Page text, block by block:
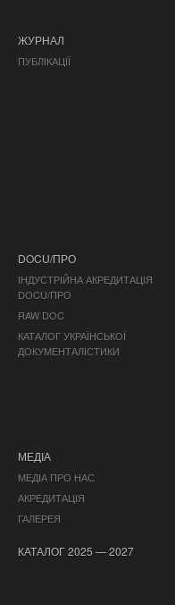
ЖУРНАЛ
ПУБЛІКАЦІЇ
DOCU/ПРО
ІНДУСТРІЙНА АКРЕДИТАЦІЯ
DOCU/ПРО
RAW DOC
КАТАЛОГ УКРАЇНСЬКОЇ
ДОКУМЕНТАЛІСТИКИ
МЕДІА
МЕДІА ПРО НАС
АКРЕДИТАЦІЯ
ГАЛЕРЕЯ
КАТАЛОГ 2025 — 2027